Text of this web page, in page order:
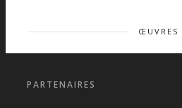
ŒUVRES
PARTENAIRES